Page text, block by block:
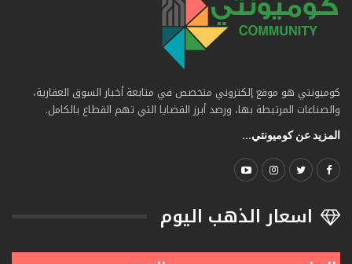
كوميونتي هو موقع إلكتروني متخصص في متابعة أخبار السوق العقارية،
والصناعات المرتبطة بها، ورصد أبرز القضايا التي تهم القطاع بالكامل.
المزيد عن كوميونتي...
اسعار الذهب اليوم